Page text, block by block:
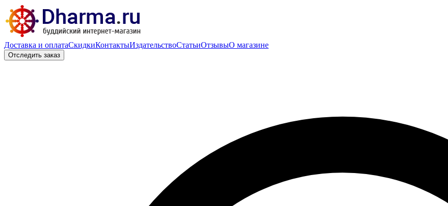
Доставка и оплатаСкидкиКонтактыИздательствоСтатьиОтзывыО магазине
Отследить заказ